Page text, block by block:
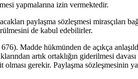
yapmalarına izin vermektedir.
paylaşma sözleşmesi mirasçıları
de kabul edebilirler.
Madde hükmünden de açıkça
artık ortaklığın giderilmesi
gerekir. Paylaşma sözleşmesinin